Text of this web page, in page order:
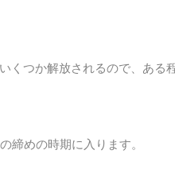
くつか解放されるので、ある
締めの時期に入ります。